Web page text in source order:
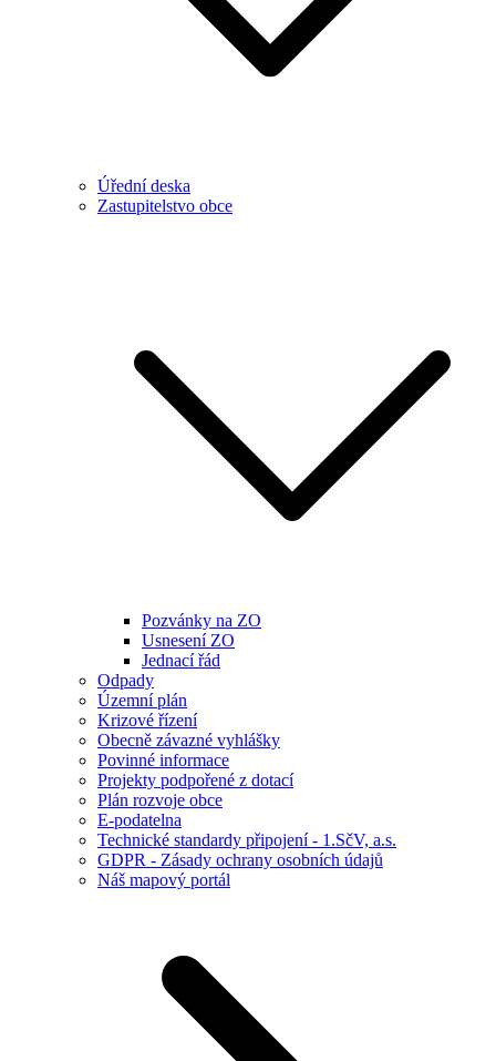
Úřední deska
Zastupitelstvo obce
Pozvánky na ZO
Usnesení ZO
Jednací řád
Odpady
Územní plán
Krizové řízení
Obecně závazné vyhlášky
Povinné informace
Projekty podpořené z dotací
Plán rozvoje obce
E-podatelna
Technické standardy připojení - 1.SčV, a.s.
GDPR - Zásady ochrany osobních údajů
Náš mapový portál